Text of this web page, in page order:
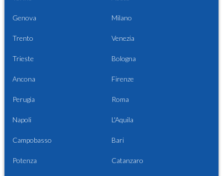
Genova Milano
Trento Venezia
Trieste Bologna
Ancona Firenze
Perugia Roma
Napoli L'Aquila
Campobasso Bari
Potenza Catanzaro